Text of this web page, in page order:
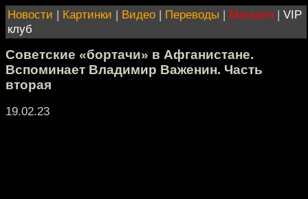
Новости | Картинки | Видео | Переводы | Магазин | VIP
клуб
Советские «бортачи» в Афганистане.
Вспоминает Владимир Важенин. Часть
вторая
19.02.23